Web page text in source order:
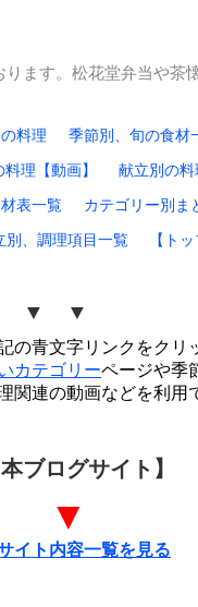
ます。松花堂弁当や茶
料理
季節別、旬の食材
料理【動画】
献立別の
表一覧
カテゴリー別ま
別、調理項目一覧 【ト
▼ ▼
の青文字リンクをクリ
カテゴリーページや季
関連の動画などを利用
本ブログサイト】
▼
イト内容一覧を見る